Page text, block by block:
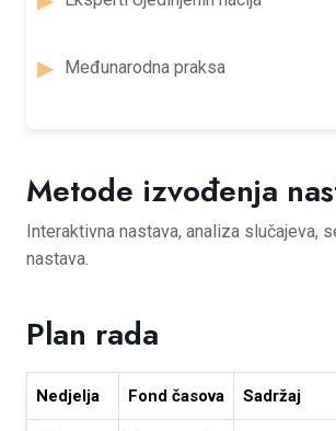
Međunarodna praksa
Metode izvođenja
Interaktivna nastava, analiza slučajeva,
nastava.
Plan rada
Nedjelja Fond časova Sadržaj